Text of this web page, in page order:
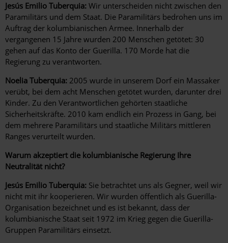
Jesús Emilio Tuberquia: Wir unterscheiden nicht zwischen den
Paramilitärs und dem Staat. Die Paramilitärs bedrohen uns im
Auftrag der kolumbianischen Armee. Innerhalb der
vergangenen 15 Jahre wurden 200 Menschen getötet: 30
gehen auf das Konto der Guerilla. 170 Morde hat die
Regierung zu verant­worten.
Noelia Tuberquia: 2005 wurde in unserem Dorf ein Massaker
verübt, bei dem acht Menschen getötet wurden, darunter drei
Kinder. Zu den Verantwortlichen gehörten staatliche
Sicherheitskräfte. 2010 kam endlich ein Prozess in Gang, bei
dem mehrere Paramilitärs und staatliche Militärs mittleren
Ranges verurteilt wurden.
Warum akzeptiert die kolumbianische Regierung Ihre
Neutralität nicht?
Jesús Emilio Tuberquia: Sie betrachtet uns als Gegner, weil wir
nicht mit ihr kooperieren. Wir wurden öffentlich als Guerilla-
Organisation bezeichnet und es ist bekannt, dass der
kolumbianische Staat seit 1972 im Krieg gegen die Guerilla-
Gruppen Paramilitärs einsetzt.